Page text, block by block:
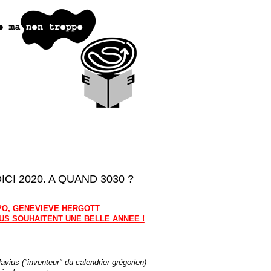
2020. A QUAND 3030 ?
GENEVIEVE HERGOTT
SOUHAITENT UNE BELLE ANNEE !
("inventeur" du calendrier grégorien)